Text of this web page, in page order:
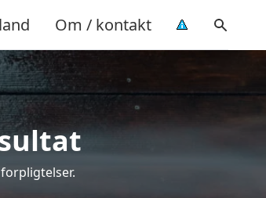
Om / kontakt